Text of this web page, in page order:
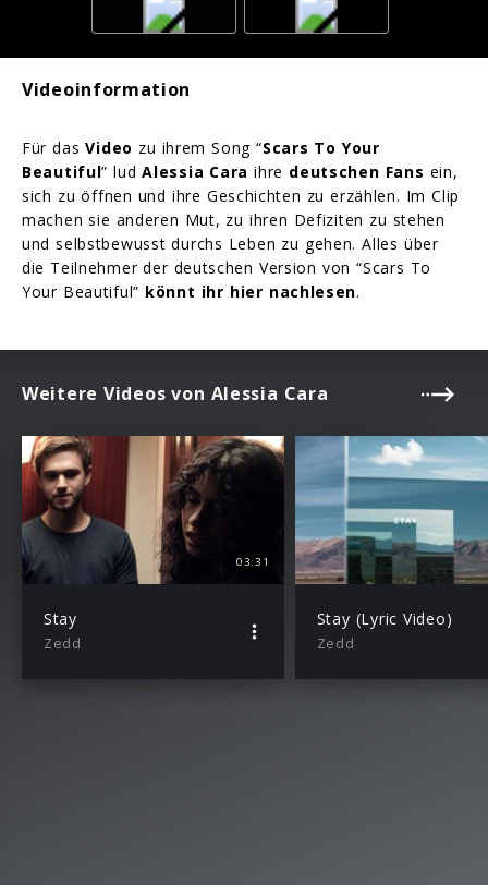
Videoinformation
Für dasVideo zu ihrem Song “Scars To Your
Beautiful” ludAlessia Cara ihre deutschen Fans ein,
sich zu öffnen und ihre Geschichten zu erzählen. Im Clip
machen sie anderen Mut, zu ihren Defiziten zu stehen
und selbstbewusst durchs Leben zu gehen. Alles über
die Teilnehmer der deutschen Version von “Scars To
Your Beautiful” könnt ihr hier nachlesen.
Weitere Videos von Alessia Cara
03:31
Stay
Zedd
Stay (Lyric Video)
Zedd